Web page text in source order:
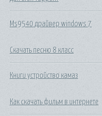
Ms9540 драйвер windows 7
Скачать песню 8 класс
Книги устройство камаз
Как скачать фильм в интернете